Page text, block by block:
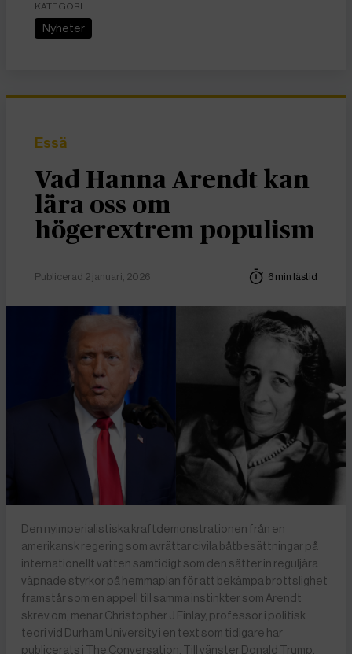
KATEGORI
Nyheter
Essä
Vad Hanna Arendt kan
lära oss om
högerextrem populism
Publicerad 2 januari, 2026 6 min lästid
Den nyimperialistiska kraftdemonstrationen från en
amerikansk regering som avrättar civila båtbesättningar på
internationellt vatten samtidigt som den sätter in reguljära
väpnade styrkor på hemmaplan för att bekämpa brottslighet
framstår som en appell till samma instinkter som Arendt
skrev om, menar Christopher J Finlay, professor i politisk
teori vid Durham University i en text som tidigare har
publicerats i The Conversation. Till vänster Donald Trump,